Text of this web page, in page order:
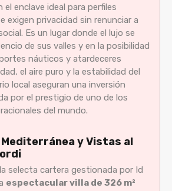
el enclave ideal para perfiles
exigen privacidad sin renunciar a
Es un lugar donde el lujo se
de sus valles y en la posibilidad
náuticos y atardeceres
el aire puro y la estabilidad del
local aseguran una inversión
por el prestigio de uno de los
del mundo.
y Vistas al
selecta cartera gestionada por Id
espectacular villa de 326 m²